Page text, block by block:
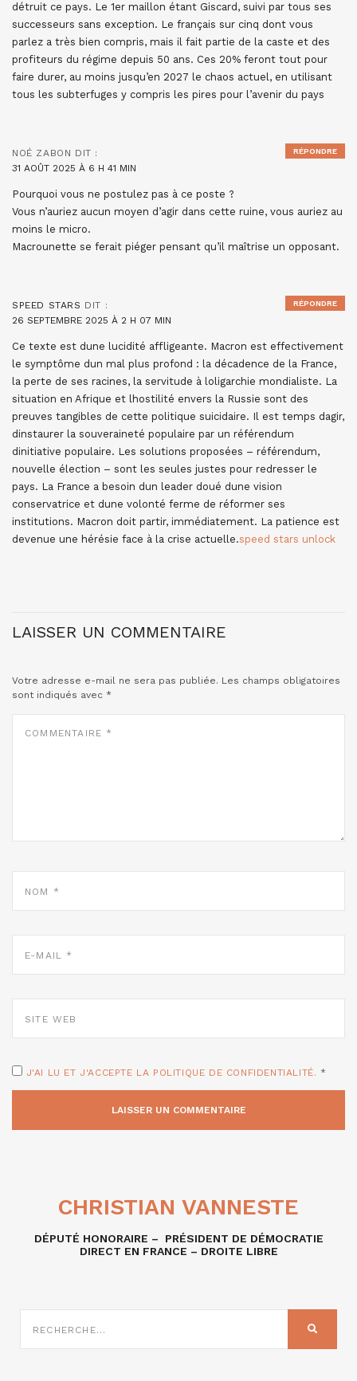
détruit ce pays. Le 1er maillon étant Giscard, suivi par tous ses
successeurs sans exception. Le français sur cinq dont vous
parlez a très bien compris, mais il fait partie de la caste et des
profiteurs du régime depuis 50 ans. Ces 20% feront tout pour
faire durer, au moins jusqu’en 2027 le chaos actuel, en utilisant
tous les subterfuges y compris les pires pour l’avenir du pays
NOÉ ZABON DIT :
31 AOÛT 2025 À 6 H 41 MIN
Pourquoi vous ne postulez pas à ce poste ?
Vous n’auriez aucun moyen d’agir dans cette ruine, vous auriez au
moins le micro.
Macrounette se ferait piéger pensant qu’il maîtrise un opposant.
RÉPONDRE
SPEED STARS DIT :
26 SEPTEMBRE 2025 À 2 H 07 MIN
Ce texte est dune lucidité affligeante. Macron est effectivement
le symptôme dun mal plus profond : la décadence de la France,
la perte de ses racines, la servitude à loligarchie mondialiste. La
situation en Afrique et lhostilité envers la Russie sont des
preuves tangibles de cette politique suicidaire. Il est temps dagir,
dinstaurer la souveraineté populaire par un référendum
dinitiative populaire. Les solutions proposées – référendum,
nouvelle élection – sont les seules justes pour redresser le
pays. La France a besoin dun leader doué dune vision
conservatrice et dune volonté ferme de réformer ses
institutions. Macron doit partir, immédiatement. La patience est
devenue une hérésie face à la crise actuelle.speed stars unlock
RÉPONDRE
LAISSER UN COMMENTAIRE
Votre adresse e-mail ne sera pas publiée. Les champs obligatoires
sont indiqués avec *
MAIL
WEB
J'AI LU ET J'ACCEPTE LA POLITIQUE DE CONFIDENTIALITÉ. *
CHRISTIAN VANNESTE
DÉPUTÉ HONORAIRE – PRÉSIDENT DE DÉMOCRATIE
DIRECT EN FRANCE – DROITE LIBRE
SUR